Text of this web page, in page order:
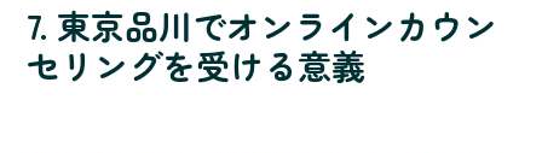
7. 東京品川でオンラインカウン
セリングを受ける意義